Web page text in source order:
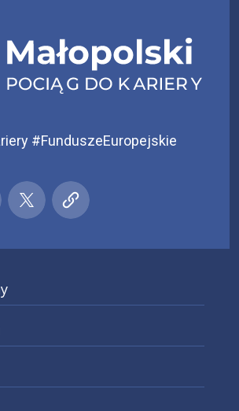
#FunduszeEuropejskie
pociąg do kariery
pociąg do kariery
Małopolski pociąg do kariery
Małopolski pociąg do